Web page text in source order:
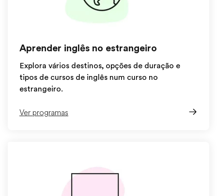
Aprender inglês no estrangeiro
Explora vários destinos, opções de duração e
tipos de cursos de inglês num curso no
estrangeiro.
Ver programas